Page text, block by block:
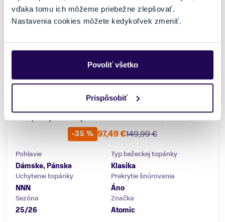
vďaka tomu ich môžeme priebežne zlepšovať.
Nastavenia cookies môžete kedykoľvek zmeniť.
Povoliť všetko
Prispôsobiť
Topánky na bežky Atomic Savor 35 Black/Red 25/26
-35 %
149,99 €
97,49 €
Pohlavie
Dámske, Pánske
Typ bežeckej topánky
Klasika
Uchytenie topánky
NNN
Prekrytie šnúrovania
Áno
Sezóna
25/26
Značka
Atomic